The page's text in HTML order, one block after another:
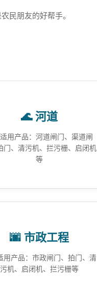
民朋友的好帮手。
🌊 河道
适用产品：河道闸门、渠道闸
门、清污机、拦污栅、启闭机
等
🌆 市政工程
用产品：市政闸门、拍门、清
污机、启闭机、拦污栅等